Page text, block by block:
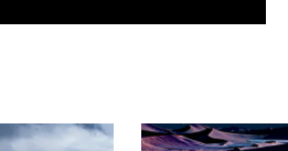
siano profondamente